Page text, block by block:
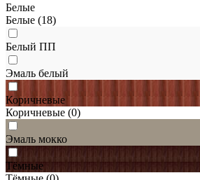
Белые
Белые (18)
Белый ПП
Эмаль белый
Коричневые
Коричневые (0)
Эмаль мокко
Тёмные